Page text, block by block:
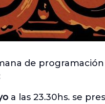
de
a las 23.30hs. se